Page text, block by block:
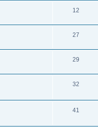
12
27
29
32
41